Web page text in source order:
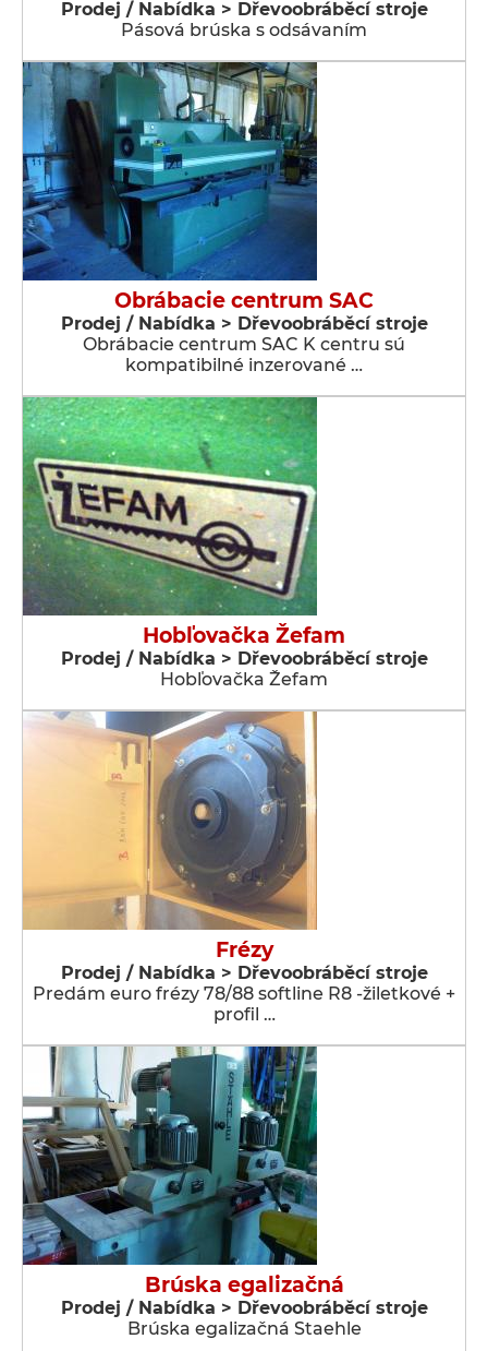
Prodej / Nabídka > Dřevoobráběcí stroje
Pásová brúska s odsávaním
Obrábacie centrum SAC
Prodej / Nabídka > Dřevoobráběcí stroje
Obrábacie centrum SAC K centru sú
kompatibilné inzerované …
Hobľovačka Žefam
Prodej / Nabídka > Dřevoobráběcí stroje
Hobľovačka Žefam
Frézy
Prodej / Nabídka > Dřevoobráběcí stroje
Predám euro frézy 78/88 softline R8 -žiletkové +
profil …
Brúska egalizačná
Prodej / Nabídka > Dřevoobráběcí stroje
Brúska egalizačná Staehle